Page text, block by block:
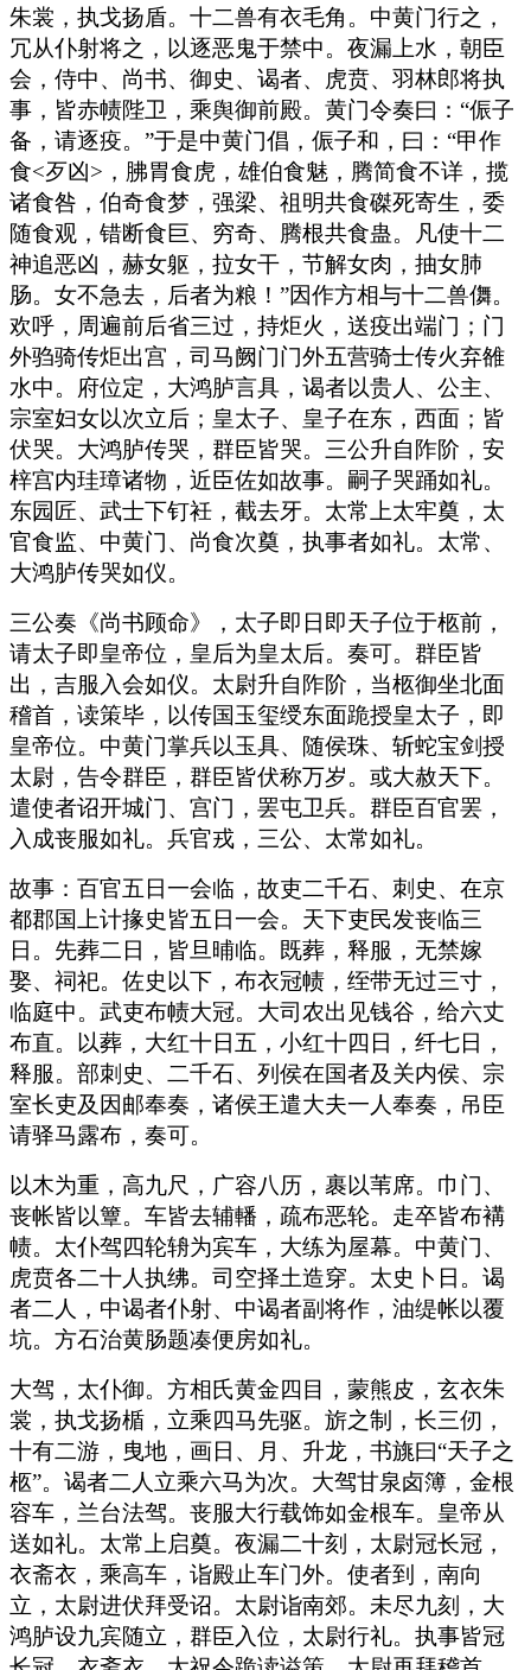
朱裳，执戈扬盾。十二兽有衣毛角。中黄门行之，
冗从仆射将之，以逐恶鬼于禁中。夜漏上水，朝臣
会，侍中、尚书、御史、谒者、虎贲、羽林郎将执
事，皆赤帻陛卫，乘舆御前殿。黄门令奏曰：“侲子
备，请逐疫。”于是中黄门倡，侲子和，曰：“甲作
食<歹凶>，胇胃食虎，雄伯食魅，腾简食不详，揽
诸食咎，伯奇食梦，强梁、祖明共食磔死寄生，委
随食观，错断食巨、穷奇、腾根共食蛊。凡使十二
神追恶凶，赫女躯，拉女干，节解女肉，抽女肺
肠。女不急去，后者为粮！”因作方相与十二兽儛。
欢呼，周遍前后省三过，持炬火，送疫出端门；门
外驺骑传炬出宫，司马阙门门外五营骑士传火弃雒
水中。府位定，大鸿胪言具，谒者以贵人、公主、
宗室妇女以次立后；皇太子、皇子在东，西面；皆
伏哭。大鸿胪传哭，群臣皆哭。三公升自阼阶，安
梓宫内珪璋诸物，近臣佐如故事。嗣子哭踊如礼。
东园匠、武士下钉衽，截去牙。太常上太牢奠，太
官食监、中黄门、尚食次奠，执事者如礼。太常、
大鸿胪传哭如仪。
三公奏《尚书顾命》，太子即日即天子位于柩前，
请太子即皇帝位，皇后为皇太后。奏可。群臣皆
出，吉服入会如仪。太尉升自阼阶，当柩御坐北面
稽首，读策毕，以传国玉玺绶东面跪授皇太子，即
皇帝位。中黄门掌兵以玉具、随侯珠、斩蛇宝剑授
太尉，告令群臣，群臣皆伏称万岁。或大赦天下。
遣使者诏开城门、宫门，罢屯卫兵。群臣百官罢，
入成丧服如礼。兵官戎，三公、太常如礼。
故事：百官五日一会临，故吏二千石、刺史、在京
都郡国上计掾史皆五日一会。天下吏民发丧临三
日。先葬二日，皆旦晡临。既葬，释服，无禁嫁
娶、祠祀。佐史以下，布衣冠帻，绖带无过三寸，
临庭中。武吏布帻大冠。大司农出见钱谷，给六丈
布直。以葬，大红十日五，小红十四日，纤七日，
释服。部刺史、二千石、列侯在国者及关内侯、宗
室长吏及因邮奉奏，诸侯王遣大夫一人奉奏，吊臣
请驿马露布，奏可。
以木为重，高九尺，广容八历，裹以苇席。巾门、
丧帐皆以簟。车皆去辅轓，疏布恶轮。走卒皆布褠
帻。太仆驾四轮辀为宾车，大练为屋幕。中黄门、
虎贲各二十人执绋。司空择土造穿。太史卜日。谒
者二人，中谒者仆射、中谒者副将作，油缇帐以覆
坑。方石治黄肠题凑便房如礼。
大驾，太仆御。方相氏黄金四目，蒙熊皮，玄衣朱
裳，执戈扬楯，立乘四马先驱。旂之制，长三仞，
十有二游，曳地，画日、月、升龙，书旐曰“天子之
柩”。谒者二人立乘六马为次。大驾甘泉卤簿，金根
容车，兰台法驾。丧服大行载饰如金根车。皇帝从
送如礼。太常上启奠。夜漏二十刻，太尉冠长冠，
衣斋衣，乘高车，诣殿止车门外。使者到，南向
立，太尉进伏拜受诏。太尉诣南郊。未尽九刻，大
鸿胪设九宾随立，群臣入位，太尉行礼。执事皆冠